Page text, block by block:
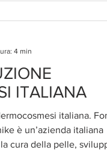
ITALIANA
italiana.
è un’azienda italiana
cura della pelle,
4 min